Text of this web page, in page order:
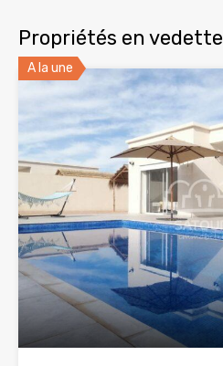
Propriétés en vedette
A la une